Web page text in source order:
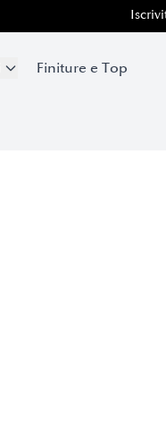
Finiture e Top